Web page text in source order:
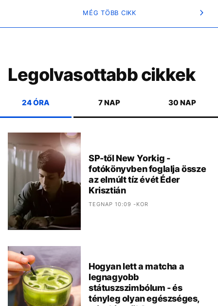
MÉG TÖBB CIKK
Legolvasottabb cikkek
24 ÓRA 7 NAP 30 NAP
SP-től New Yorkig -
fotókönyvben foglalja össze
az elmúlt tíz évét Éder
Krisztián
TEGNAP 10:09 -KOR
Hogyan lett a matcha a
legnagyobb
státuszszimbólum - és
tényleg olyan egészséges,